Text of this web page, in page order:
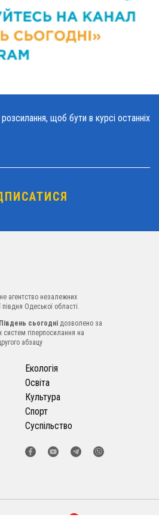
щоб бути в курсі останніх
агентство незалежних
Одеської області.
Південь сьогодні дозволено за
гіперпосилання на
абзацу
Екологія
Освіта
Культура
Спорт
Суспільство